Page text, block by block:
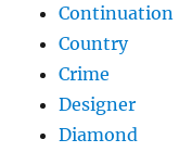
Continuation
Country
Crime
Designer
Diamond